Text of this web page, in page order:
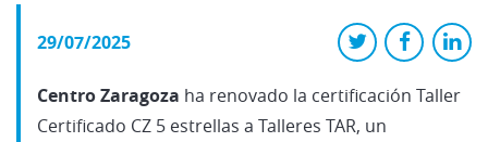
29/07/2025
Centro Zaragoza ha renovado la certificación Taller
Certificado CZ 5 estrellas a Talleres TAR, un